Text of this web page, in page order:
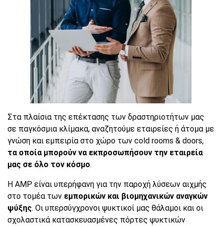
Στα πλαίσια της επέκτασης των δραστηριοτήτων μας
σε παγκόσμια κλίμακα, αναζητούμε εταιρείες ή άτομα με
γνώση και εμπειρία στο χώρο των cold rooms & doors,
τα οποία μπορούν να εκπροσωπήσουν την εταιρεία
μας σε όλο τον κόσμο.
Η AMP είναι υπερήφανη για την παροχή λύσεων αιχμής
στο τομέα των εμπορικών και βιομηχανικών αναγκών
ψύξης. Οι υπερσύγχρονοι ψυκτικοί μας θάλαμοι και οι
σχολαστικά κατασκευασμένες πόρτες ψυκτικών